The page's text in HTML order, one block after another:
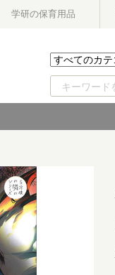
学研の保育用品